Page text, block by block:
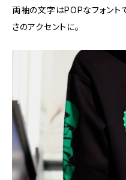
両袖の文字はPOPなフォント
さのアクセントに。